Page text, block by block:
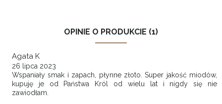
OPINIE O PRODUKCIE (1)
Agata K
26 lipca 2023
Wspaniały smak i zapach, płynne złoto. Super jakość miodów,
kupuję je od Państwa Król od wielu lat i nigdy się nie
zawiodłam.